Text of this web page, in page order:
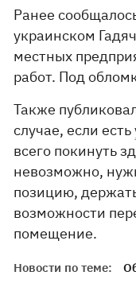
Ранее
украинском
местных
работ. Под
Также
случае, если есть
всего покинуть
невозможно,
позицию,
возможности
помещение.
Новости по теме: